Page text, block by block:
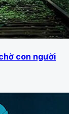
con người